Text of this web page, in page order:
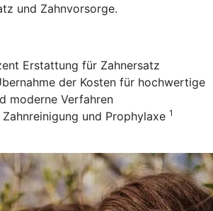
und Zahnvorsorge.
Erstattung für Zahnersatz
der Kosten für hochwertige
moderne Verfahren
und Prophylaxe 1